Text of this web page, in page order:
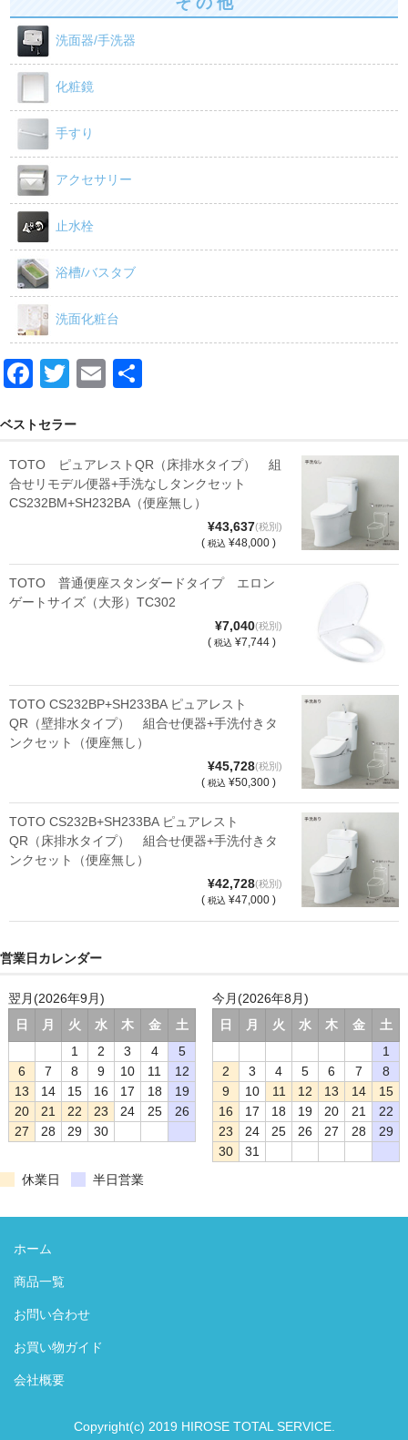
洗面器/手洗器
化粧鏡
手すり
アクセサリー
止水栓
浴槽/バスタブ
洗面化粧台
F
c
e
b
k
T
tt
er
E
ベストセラー
TOTO ピュアレストQR（床排水タイプ） 組
合せリモデル便器+手洗なしタンクセット
CS232BM+SH232BA（便座無し）
¥43,637(税別)
( 税込 ¥48,000 )
TOTO 普通便座スタンダードタイプ エロン
ゲートサイズ（大形）TC302
¥7,040(税別)
( 税込 ¥7,744 )
TOTO CS232BP+SH233BA ピュアレスト
QR（壁排水タイプ） 組合せ便器+手洗付きタ
ンクセット（便座無し）
¥45,728(税別)
( 税込 ¥50,300 )
TOTO CS232B+SH233BA ピュアレスト
QR（床排水タイプ） 組合せ便器+手洗付きタ
ンクセット（便座無し）
¥42,728(税別)
( 税込 ¥47,000 )
営業日カレンダー
今月(2026年8月)
日
月 火 水 木 金
土
1
2
3 4 5 6 7
8
9
10 11 12 13 14
15
16
17 18 19 20 21
22
23
24 25 26 27 28
29
30
31
翌月(2026年9月)
日
月 火 水 木 金
土
1
2 3 4
5
6
7 8 9 10 11
12
13
14 15 16 17 18
19
20
21 22 23 24 25
26
27
28 29 30
休業日 半日営業
ホーム
商品一覧
お問い合わせ
お買い物ガイド
会社概要
Copyright(c) 2019 HIROSE TOTAL SERVICE.